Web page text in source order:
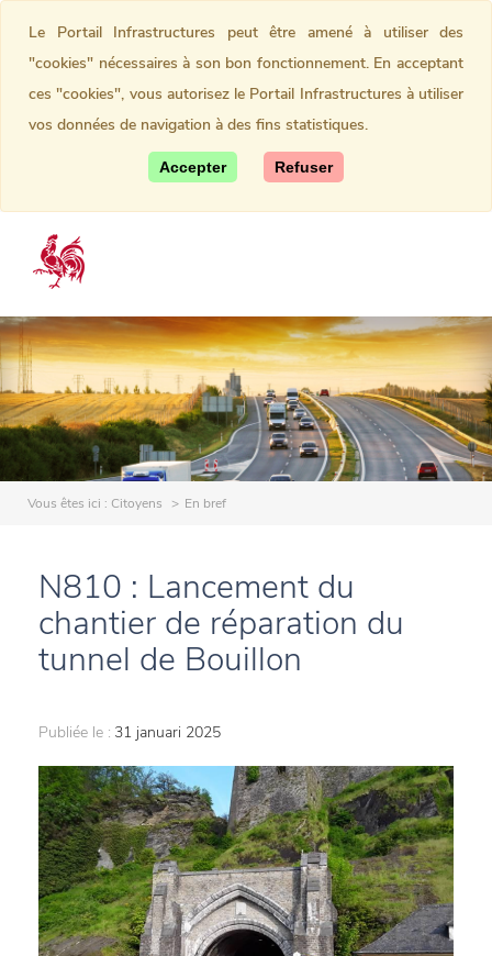
Vous êtes ici : Citoyens En bref
N810 : Lancement du
chantier de réparation du
tunnel de Bouillon
Publiée le : 31 januari 2025
Le Portail Infrastructures peut être amené à utiliser des
"cookies" nécessaires à son bon fonctionnement. En acceptant
ces "cookies", vous autorisez le Portail Infrastructures à utiliser
vos données de navigation à des fins statistiques.
Accepter Refuser